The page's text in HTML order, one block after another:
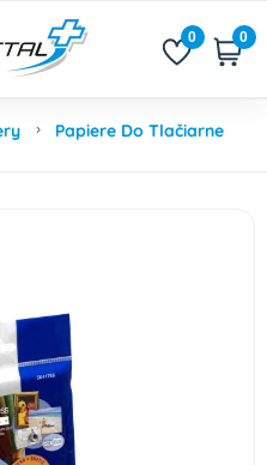
0 0
Papiere Do Tlačiarne